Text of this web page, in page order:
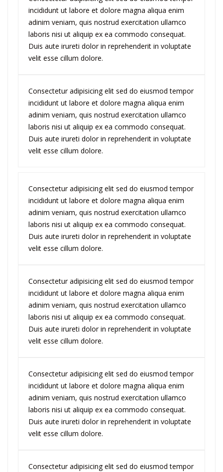
incididunt ut labore et dolore magna aliqua enim
adinim veniam, quis nostrud exercitation ullamco
laboris nisi ut aliquip ex ea commodo consequat.
Duis aute irureti dolor in reprehenderit in voluptate
velit esse cillum dolore.
Consectetur adipisicing elit sed do eiusmod tempor
incididunt ut labore et dolore magna aliqua enim
adinim veniam, quis nostrud exercitation ullamco
laboris nisi ut aliquip ex ea commodo consequat.
Duis aute irureti dolor in reprehenderit in voluptate
velit esse cillum dolore.
Consectetur adipisicing elit sed do eiusmod tempor
incididunt ut labore et dolore magna aliqua enim
adinim veniam, quis nostrud exercitation ullamco
laboris nisi ut aliquip ex ea commodo consequat.
Duis aute irureti dolor in reprehenderit in voluptate
velit esse cillum dolore.
Consectetur adipisicing elit sed do eiusmod tempor
incididunt ut labore et dolore magna aliqua enim
adinim veniam, quis nostrud exercitation ullamco
laboris nisi ut aliquip ex ea commodo consequat.
Duis aute irureti dolor in reprehenderit in voluptate
velit esse cillum dolore.
Consectetur adipisicing elit sed do eiusmod tempor
incididunt ut labore et dolore magna aliqua enim
adinim veniam, quis nostrud exercitation ullamco
laboris nisi ut aliquip ex ea commodo consequat.
Duis aute irureti dolor in reprehenderit in voluptate
velit esse cillum dolore.
Consectetur adipisicing elit sed do eiusmod tempor